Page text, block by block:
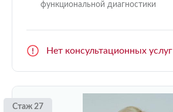
функциональной диагностики
Нет консультационных услуг
Стаж 27